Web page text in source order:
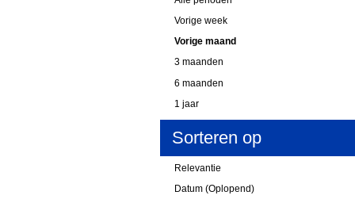
Vorige week
Vorige maand
3 maanden
6 maanden
1 jaar
Sorteren op
Relevantie
Datum (Oplopend)